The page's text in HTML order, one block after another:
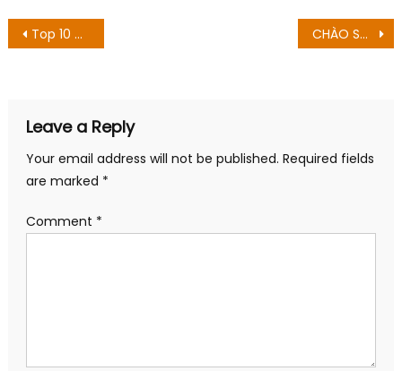
Post
Top 10 anime được xem nhiều nhất tuần qua 24/09/2022 CHÀO Sakura! Ngày phát triển và hơn thế nữa!
Leave a Reply
Your email address will not be published. Required fields
are marked *
Comment *